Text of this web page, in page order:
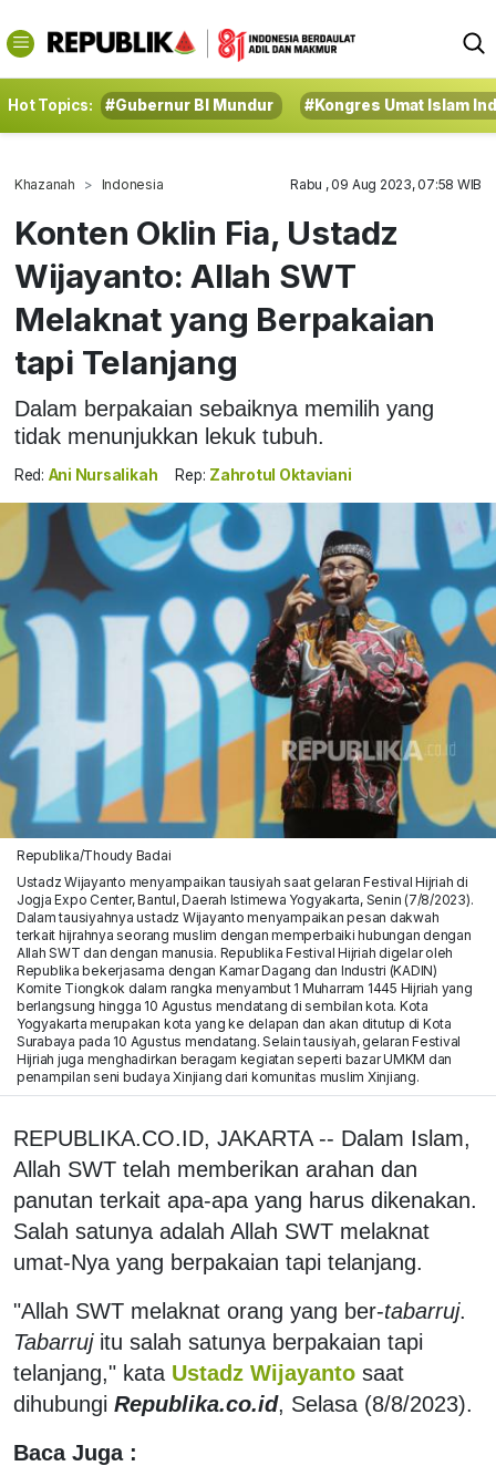
Hot Topics: #Gubernur BI Mundur #Kongres Umat Islam
Khazanah Indonesia Rabu , 09 Aug 2023, 07:58 WIB
Konten Oklin Fia, Ustadz
Wijayanto: Allah SWT
Melaknat yang Berpakaian
tapi Telanjang
Dalam berpakaian sebaiknya memilih yang
tidak menunjukkan lekuk tubuh.
Red: Ani Nursalikah Rep: Zahrotul Oktaviani
Republika/Thoudy Badai
Ustadz Wijayanto menyampaikan tausiyah saat gelaran Festival Hijriah di
Jogja Expo Center, Bantul, Daerah Istimewa Yogyakarta, Senin (7/8/2023).
Dalam tausiyahnya ustadz Wijayanto menyampaikan pesan dakwah
terkait hijrahnya seorang muslim dengan memperbaiki hubungan dengan
Allah SWT dan dengan manusia. Republika Festival Hijriah digelar oleh
Republika bekerjasama dengan Kamar Dagang dan Industri (KADIN)
Komite Tiongkok dalam rangka menyambut 1 Muharram 1445 Hijriah yang
berlangsung hingga 10 Agustus mendatang di sembilan kota. Kota
Yogyakarta merupakan kota yang ke delapan dan akan ditutup di Kota
Surabaya pada 10 Agustus mendatang. Selain tausiyah, gelaran Festival
Hijriah juga menghadirkan beragam kegiatan seperti bazar UMKM dan
penampilan seni budaya Xinjiang dari komunitas muslim Xinjiang.
REPUBLIKA.CO.ID, JAKARTA -- Dalam Islam,
Allah SWT telah memberikan arahan dan
panutan terkait apa-apa yang harus dikenakan.
Salah satunya adalah Allah SWT melaknat
umat-Nya yang berpakaian tapi telanjang.
"Allah SWT melaknat orang yang ber-tabarruj.
Tabarrujitu salah satunya berpakaian tapi
telanjang," kata Ustadz Wijayanto saat
dihubungi Republika.co.id, Selasa (8/8/2023).
Baca Juga :